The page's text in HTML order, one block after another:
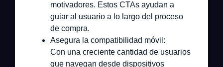
motivadores. Estos CTAs ayudan a
guiar al usuario a lo largo del proceso
de compra.
Asegura la compatibilidad móvil:
Con una creciente cantidad de usuarios
que navegan desde dispositivos